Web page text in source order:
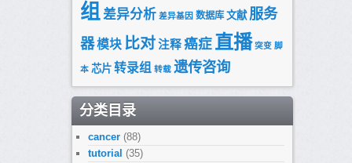
组 差异分析 差异基因 数据库 文献 服务
器模块 比对注释癌症 直播 突变 脚
本 芯片 转录组 转载 遗传咨询
分类目录
cancer(88)
tutorial (35)